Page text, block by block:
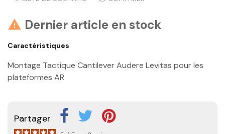
 Dernier article en stock
Caractéristiques
Montage Tactique Cantilever Audere Levitas pour les
plateformes AR
Partager